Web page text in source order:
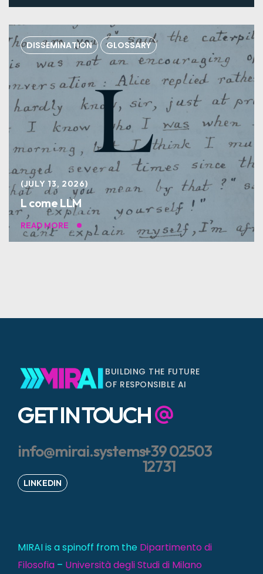
DISSEMINATION GLOSSARY
JULY 13, 2026
L come LLM
READ MORE
BUILDING THE FUTURE
OF RESPONSIBLE AI
GET IN TOUCH
info@mirai.systems+39 02503
12731
LINKEDIN
MIRAI is a spinoff from the Dipartimento di
Filosofia – Università degli Studi di Milano